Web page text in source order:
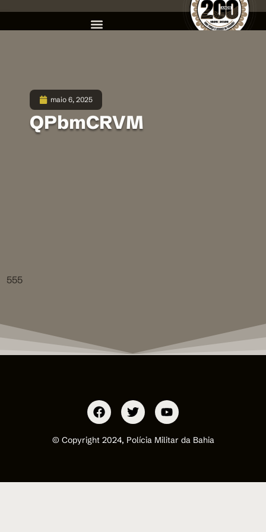
maio 6, 2025
QPbmCRVM
555
© Copyright 2024, Polícia Militar da Bahia